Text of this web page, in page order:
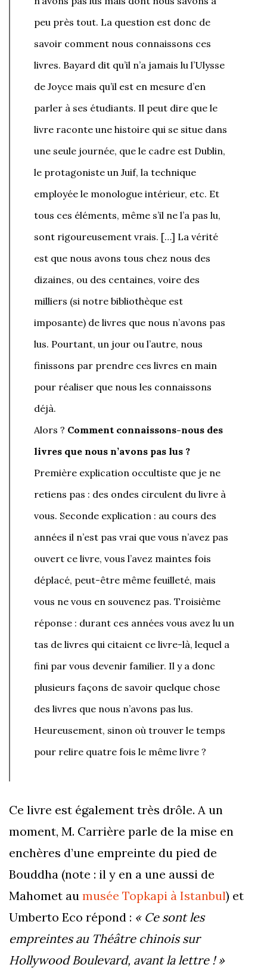
peu près tout. La question est donc de
savoir comment nous connaissons ces
livres. Bayard dit qu’il n’a jamais lu l’Ulysse
de Joyce mais qu’il est en mesure d’en
parler à ses étudiants. Il peut dire que le
livre raconte une histoire qui se situe dans
une seule journée, que le cadre est Dublin,
le protagoniste un Juif, la technique
employée le monologue intérieur, etc. Et
tous ces éléments, même s’il ne l’a pas lu,
sont rigoureusement vrais. […] La vérité
est que nous avons tous chez nous des
dizaines, ou des centaines, voire des
milliers (si notre bibliothèque est
imposante) de livres que nous n’avons pas
lus. Pourtant, un jour ou l’autre, nous
finissons par prendre ces livres en main
pour réaliser que nous les connaissons
déjà.
Alors ? Comment connaissons-nous des
livres que nous n’avons pas lus ?
Première explication occultiste que je ne
retiens pas : des ondes circulent du livre à
vous. Seconde explication : au cours des
années il n’est pas vrai que vous n’avez pas
ouvert ce livre, vous l’avez maintes fois
déplacé, peut-être même feuilleté, mais
vous ne vous en souvenez pas. Troisième
réponse : durant ces années vous avez lu un
tas de livres qui citaient ce livre-là, lequel a
fini par vous devenir familier. Il y a donc
plusieurs façons de savoir quelque chose
des livres que nous n’avons pas lus.
Heureusement, sinon où trouver le temps
pour relire quatre fois le même livre ?
Ce livre est également très drôle. A un
moment, M. Carrière parle de la mise en
enchères d’une empreinte du pied de
Bouddha (note : il y en a une aussi de
Mahomet au musée Topkapi à Istanbul) et
Umberto Eco répond : « Ce sont les
empreintes au Théâtre chinois sur
Hollywood Boulevard, avant la lettre ! »